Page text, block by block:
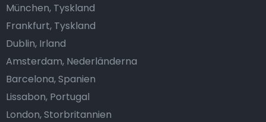
München, Tyskland
Frankfurt, Tyskland
Dublin, Irland
Amsterdam, Nederländerna
Barcelona, Spanien
Lissabon, Portugal
London, Storbritannien